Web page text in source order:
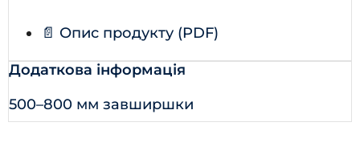
📄 Опис продукту (PDF)
Додаткова інформація
500–800 мм завширшки